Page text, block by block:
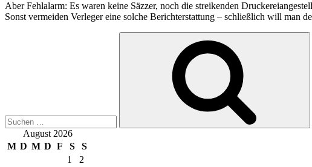
Aber Fehlalarm: Es waren keine Säzzer, noch die streikenden
Sonst vermeiden Verleger eine solche Berichterstattung – schließlich will man
August 2026
M D M D F S
S
1
2